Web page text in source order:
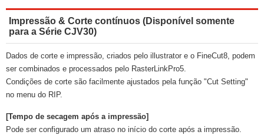
Impressão & Corte contínuos (Disponível somente
para a Série CJV30)
Dados de corte e impressão, criados pelo illustrator e o FineCut8, podem
ser combinados e processados pelo RasterLinkPro5.
Condições de corte são facilmente ajustados pela função "Cut Setting"
no menu do RIP.
[Tempo de secagem após a impressão]
Pode ser configurado um atraso no início do corte após a impressão.